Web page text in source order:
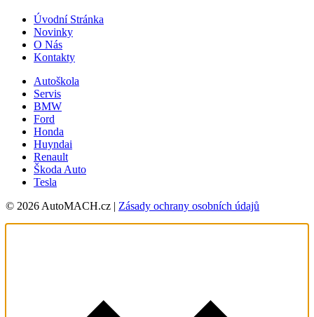
Úvodní Stránka
Novinky
O Nás
Kontakty
Autoškola
Servis
BMW
Ford
Honda
Huyndai
Renault
Škoda Auto
Tesla
© 2026 AutoMACH.cz | Zásady ochrany osobních údajů